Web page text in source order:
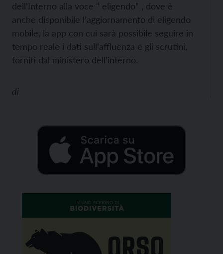
dell’Interno alla voce “ eligendo” , dove è
anche disponibile l’aggiornamento di eligendo
mobile, la app con cui sarà possibile seguire in
tempo reale i dati sull’affluenza e gli scrutini,
forniti dal ministero dell’interno.
di